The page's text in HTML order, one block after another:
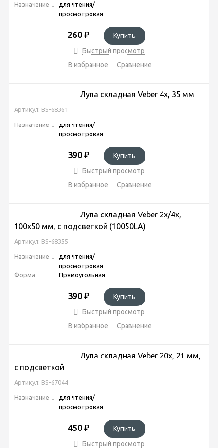
Назначение
для чтения/
просмотровая
260 ₽
Купить
Быстрый просмотр
В избранное
Сравнение
Лупа складная Veber 4x, 35 мм
Артикул: BS-68361
Назначение
для чтения/
просмотровая
390 ₽
Купить
Быстрый просмотр
В избранное
Сравнение
Лупа складная Veber 2x/4x,
100x50 мм, с подсветкой (10050LA)
Артикул: BS-68355
Назначение
для чтения/
просмотровая
Форма
Прямоугольная
390 ₽
Купить
Быстрый просмотр
В избранное
Сравнение
Лупа складная Veber 20x, 21 мм,
с подсветкой
Артикул: BS-67044
Назначение
для чтения/
просмотровая
450 ₽
Купить
Быстрый просмотр